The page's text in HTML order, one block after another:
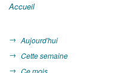
Accueil
Aujourd'hui
Cette semaine
Ce mois